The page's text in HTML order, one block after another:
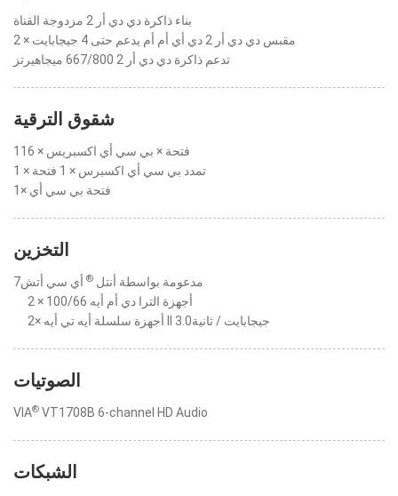
بناء ذاكرة دي دي أر 2 مزدوجة القناة
2 × مقبس دي دي أر 2 دي أي أم أم يدعم حتى 4 جيجابايت
تدعم ذاكرة دي دي أر 2 667/800 ميجاهيرتز
شقوق الترقية
1فتحة × بي سي أي اكسبريس × 16
1 × تمدد بي سي أي اكسبرس × 1 فتحة
1× فتحة بي سي أي
التخزين
مدعومة بواسطة أنتل ® أي سي أتش7
2 × أجهزة الترا دي أم أيه 100/66
2× أجهزة سلسلة أيه تي أيه II 3.0جيجابايت / ثانية
الصوتيات
VIA® VT1708B 6-channel HD Audio
الشبكات